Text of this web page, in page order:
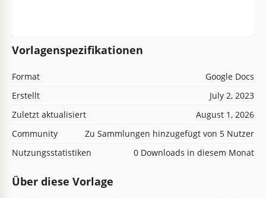
Vorlagenspezifikationen
Format
Google Docs
Erstellt
July 2, 2023
Zuletzt aktualisiert
August 1, 2026
Community
Zu Sammlungen hinzugefügt von 5 Nutzer
Nutzungsstatistiken
0 Downloads in diesem Monat
Über diese Vorlage